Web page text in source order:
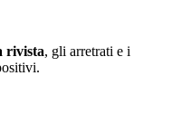
rivista, gli arretrati e i